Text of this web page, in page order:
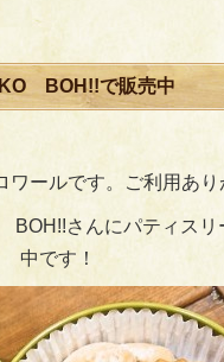
KO BOH!!で販売中
ールです。ご利用あり
さんにパティスリ
中です！